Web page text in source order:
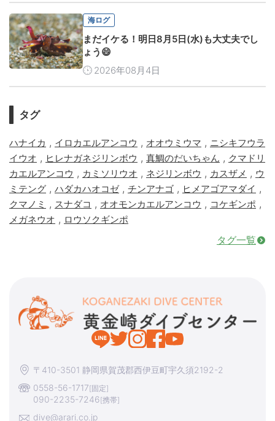
海ログ
まだイケる！明日8月5日(水)も大丈夫でし
ょう😄
2026年08月4日
タグ
ハナイカ , イロカエルアンコウ , オオウミウマ , ニシキフウラ
イウオ , ヒレナガネジリンボウ , 真鯛のだいちゃん , クマドリ
カエルアンコウ , カミソリウオ , ネジリンボウ , カスザメ , ウ
ミテング , ハダカハオコゼ, チンアナゴ , ヒメアゴアマダイ ,
クマノミ , スナダコ , オオモンカエルアンコウ , コケギンポ ,
メガネウオ , ロウソクギンポ
タグ一覧
〒410-3501 静岡県賀茂郡西伊豆町宇久須2192-2
0558-56-1717[固定]
090-2235-7246[携帯]
dive@arari.co.jp